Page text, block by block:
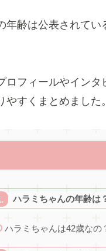
年齢は公表されて
ロフィールやイン
やすくまとめました。
ハラミちゃんの年齢は
ハラミちゃんは42歳なの